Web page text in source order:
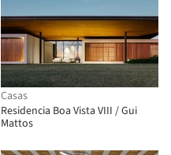
Casas
Residencia Boa Vista VIII / Gui
Mattos